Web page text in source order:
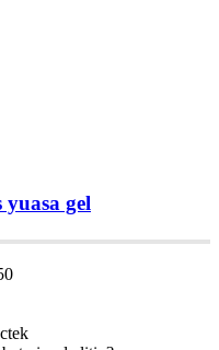
yuasa gel